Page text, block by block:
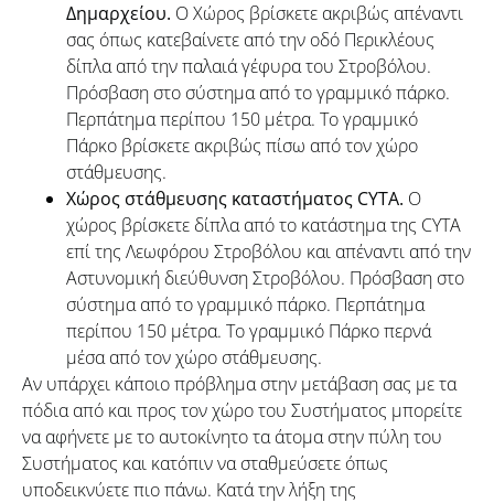
Δημαρχείου. Ο Χώρος βρίσκετε ακριβώς απέναντι
σας όπως κατεβαίνετε από την οδό Περικλέους
δίπλα από την παλαιά γέφυρα του Στροβόλου.
Πρόσβαση στο σύστημα από το γραμμικό πάρκο.
Περπάτημα περίπου 150 μέτρα. Το γραμμικό
Πάρκο βρίσκετε ακριβώς πίσω από τον χώρο
στάθμευσης.
Χώρος στάθμευσης καταστήματος CYTA. Ο
χώρος βρίσκετε δίπλα από το κατάστημα της CYTA
επί της Λεωφόρου Στροβόλου και απέναντι από την
Αστυνομική διεύθυνση Στροβόλου. Πρόσβαση στο
σύστημα από το γραμμικό πάρκο. Περπάτημα
περίπου 150 μέτρα. Το γραμμικό Πάρκο περνά
μέσα από τον χώρο στάθμευσης.
Αν υπάρχει κάποιο πρόβλημα στην μετάβαση σας με τα
πόδια από και προς τον χώρο του Συστήματος μπορείτε
να αφήνετε με το αυτοκίνητο τα άτομα στην πύλη του
Συστήματος και κατόπιν να σταθμεύσετε όπως
υποδεικνύετε πιο πάνω. Κατά την λήξη της